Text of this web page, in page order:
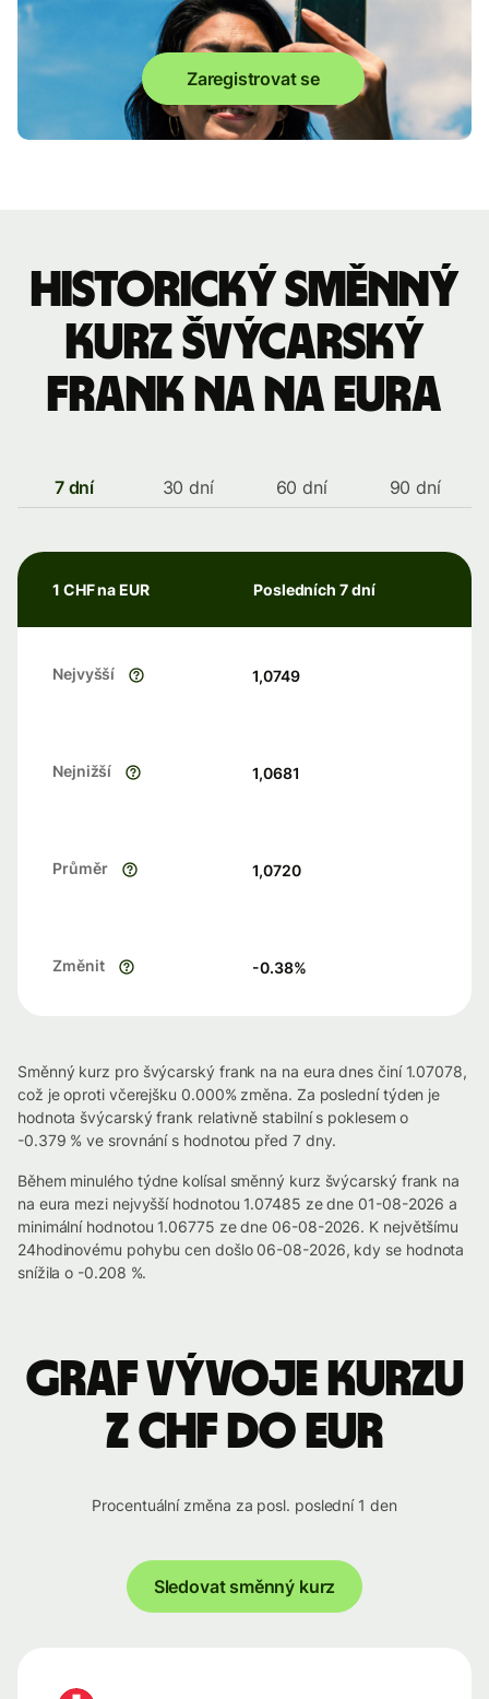
Zaregistrovat se
Historický směnný
kurz švýcarský
frank na na eura
7 dní 30 dní 60 dní 90 dní
1 CHF na EUR Posledních 7 dní
Nejvyšší 1,0749
Nejnižší 1,0681
Průměr 1,0720
Změnit -0.38%
Směnný kurz pro švýcarský frank na na eura dnes činí 1.07078,
což je oproti včerejšku 0.000% změna. Za poslední týden je
hodnota švýcarský frank relativně stabilní s poklesem o
-0.379 % ve srovnání s hodnotou před 7 dny.
Během minulého týdne kolísal směnný kurz švýcarský frank na
na eura mezi nejvyšší hodnotou 1.07485 ze dne 01-08-2026 a
minimální hodnotou 1.06775 ze dne 06-08-2026. K největšímu
24hodinovému pohybu cen došlo 06-08-2026, kdy se hodnota
snížila o -0.208 %.
Graf vývoje kurzu
z CHF do EUR
Procentuální změna za posl. poslední 1 den
Sledovat směnný kurz